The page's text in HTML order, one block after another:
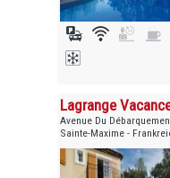
Lagrange
Avenue Du
Sainte-Maxime -